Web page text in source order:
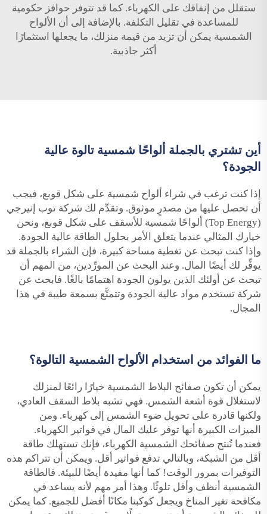
ستقلل من إنفاقك على الكهرباء. كما قد تتوفر حوافز حكومية
للمساعدة في تقليل التكلفة. بالإضافة إلى أن الألواح
الشمسية يمكن أن تزيد من قيمة منزلك، ما يجعلها استثمارًا
أكثر جاذبية.
أين تشتري بالجملة ألواحًا شمسية تالوة عالية
الجودة؟
إذا كنت ترغب في شراء ألواح شمسية على شكل قوبع، فيجب
أن تحصل عليها من مصدرٍ موثوق. وتقدِّم لك شركة توب إنيرجي
(Top Energy) ألواحًا شمسية للأسقف على شكل قوبع، ونحن
خيارك المثالي عندما يتعلق الأمر بحلول الطاقة عالية الجودة.
وإذا كنت تبحث عن تغطية مساحة كبيرة، فإن الشراء بالجملة قد
يوفِّر لك أيضًا المال. وعند البحث عن المورِّدين، من المهم أن
تبحث عن أولئك الذين يولون الجودة اهتمامًا بالغًا. فابحث عن
شركة تستخدم مواد عالية الجودة وتتمتَّع بسمعة طيبة في هذا
المجال.
ما الفوائد من استخدام الألواح الشمسية التالوة؟
يمكن أن تكون صفائح البلاط الشمسية خيارًا رائعًا لمنزلك
لاستغلال قوة أشعة الشمس. فهي تشبه بلاط السقف العادي،
ولكنها قادرة على تحويل ضوء الشمس إلى كهرباء. ومن
الميزات الكبيرة أنها توفر عليك المال في فواتير الكهرباء.
فعندما تُنتج صفائحك الشمسية الكهرباء، فإنك تستهلك طاقة
أقل من الشبكة، وبالتالي تدفع فواتير أقل. ويمكن أن تتراكم هذه
التوفيرات بمرور الوقت! كما أنها مفيدة أيضًا للبيئة. فالطاقة
الشمسية أنظف وأقل تلوثًا. وهذا أمر مهم لأنه يساعد في
مكافحة تغير المناخ ويجعل كوكبنا مكانًا أفضل للجميع. كما يمكن